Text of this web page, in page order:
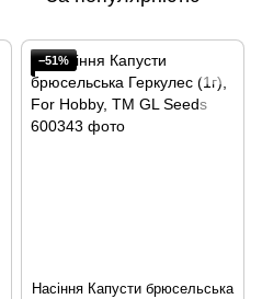
−51%
Насіння Капусти брюсельська